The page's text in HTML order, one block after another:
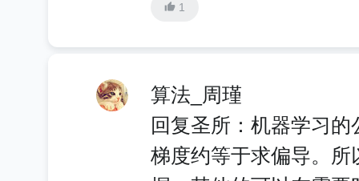
1
算法_周瑾
回复圣所：机器学习
梯度约等于求偏导。